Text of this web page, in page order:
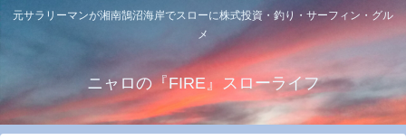
元サラリーマンが湘南鵠沼海岸でスローに株式投資・釣り・サーフィン・グル
メ
ニャロの『FIRE』スローライフ